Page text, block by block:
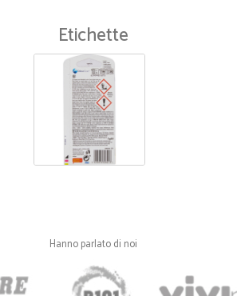
Etichette
Hanno parlato di noi